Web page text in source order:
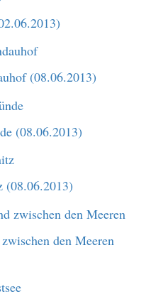
(08.06.2013)
(08.06.2013)
(08.06.2013)
den Meeren